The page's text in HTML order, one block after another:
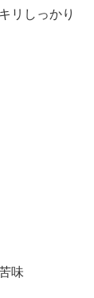
リ しっかり
味